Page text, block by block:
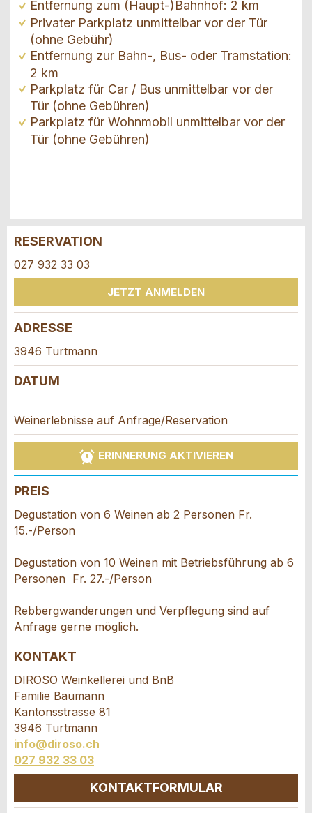
Entfernung zum (Haupt-)Bahnhof: 2 km
Privater Parkplatz unmittelbar vor der Tür
(ohne Gebühr)
Entfernung zur Bahn-, Bus- oder Tramstation:
2 km
Parkplatz für Car / Bus unmittelbar vor der
Tür (ohne Gebühren)
Parkplatz für Wohnmobil unmittelbar vor der
Tür (ohne Gebühren)
Anzeige beanstanden
Ihr Feedback wird sehr geschätzt!
Allgemeines Feedback
Anzeige nicht mehr gültig
Anzeige unvollständig
* Eingabe erforderlich
Zur Qualitätssicherung wird eine Kopie der E-Mail
an guidle übermittelt.
NACHRICHT SENDEN
Schliessen
Anzeige weiterempfehlen
Empfehlen Sie diese Anzeige an Freunde weiter.
* Eingabe erforderlich
ANZEIGE WEITEREMPFEHLEN
RESERVATION
027 932 33 03
JETZT ANMELDEN
ADRESSE
3946 Turtmann
DATUM
Weinerlebnisse auf Anfrage/Reservation
ERINNERUNG AKTIVIEREN
PREIS
Degustation von 6 Weinen ab 2 Personen Fr.
15.-/Person
Degustation von 10 Weinen mit Betriebsführung ab 6
Personen Fr. 27.-/Person
Rebbergwanderungen und Verpflegung sind auf
Anfrage gerne möglich.
KONTAKT
DIROSO Weinkellerei und BnB
Familie Baumann
Kantonsstrasse 81
3946 Turtmann
info@diroso.ch
027 932 33 03
KONTAKTFORMULAR